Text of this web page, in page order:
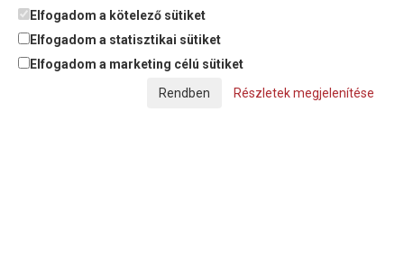
tájékoztatót elolvastam, megismertem és elfogadom.
© Copyright Triász-Tömlő Kft. | Minden jog fenntartva!
Elfogadom a kötelező sütiket
Elfogadom a statisztikai sütiket
Elfogadom a marketing célú sütiket
Részletek megjelenítése